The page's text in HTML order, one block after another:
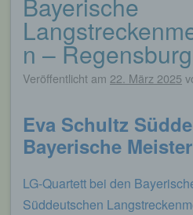
n –
Veröffentlicht am 22. März 2025
Eva Schultz
Bayerische
LG-Quartett bei den
Süddeutschen